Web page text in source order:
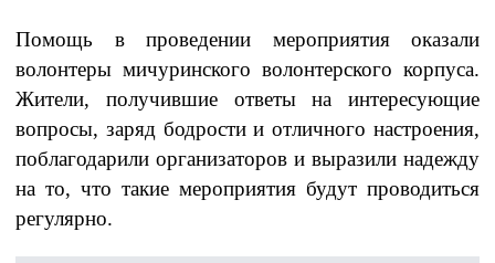
Помощь в проведении мероприятия оказали
волонтеры мичуринского волонтерского корпуса.
Жители, получившие ответы на интересующие
вопросы, заряд бодрости и отличного настроения,
поблагодарили организаторов и выразили надежду
на то, что такие мероприятия будут проводиться
регулярно.